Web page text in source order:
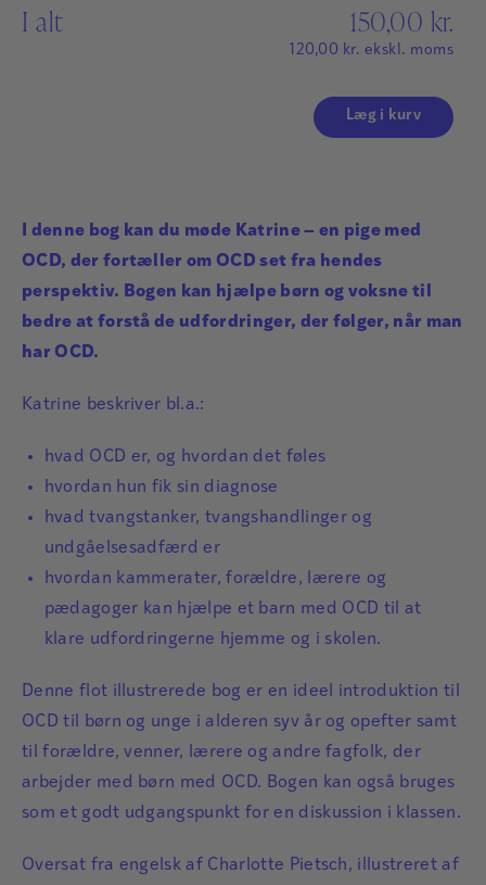
I alt 150,00 kr.
120,00 kr. ekskl. moms
Læg i kurv
I denne bog kan du møde Katrine – en pige med
OCD, der fortæller om OCD set fra hendes
perspektiv. Bogen kan hjælpe børn og voksne til
bedre at forstå de udfordringer, der følger, når man
har OCD.
Katrine beskriver bl.a.:
hvad OCD er, og hvordan det føles
hvordan hun fik sin diagnose
hvad tvangstanker, tvangshandlinger og
undgåelsesadfærd er
hvordan kammerater, forældre, lærere og
pædagoger kan hjælpe et barn med OCD til at
klare udfordringerne hjemme og i skolen.
Denne flot illustrerede bog er en ideel introduktion til
OCD til børn og unge i alderen syv år og opefter samt
til forældre, venner, lærere og andre fagfolk, der
arbejder med børn med OCD. Bogen kan også bruges
som et godt udgangspunkt for en diskussion i klassen.
Oversat fra engelsk af Charlotte Pietsch, illustreret af